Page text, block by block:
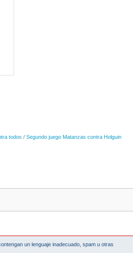
todos / Segundo juego Matanzas contra Holguin
un lenguaje inadecuado, spam u otras